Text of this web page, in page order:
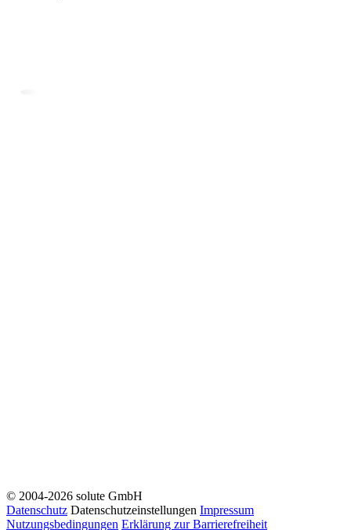
© 2004-2026 solute GmbH
Datenschutz Datenschutzeinstellungen Impressum
Nutzungsbedingungen Erklärung zur Barrierefreiheit